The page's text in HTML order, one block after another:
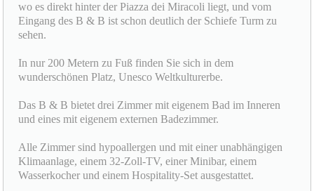
wo es direkt hinter der Piazza dei Miracoli liegt, und vom
Eingang des B & B ist schon deutlich der Schiefe Turm zu
sehen.
In nur 200 Metern zu Fuß finden Sie sich in dem
wunderschönen Platz, Unesco Weltkulturerbe.
Das B & B bietet drei Zimmer mit eigenem Bad im Inneren
und eines mit eigenem externen Badezimmer.
Alle Zimmer sind hypoallergen und mit einer unabhängigen
Klimaanlage, einem 32-Zoll-TV, einer Minibar, einem
Wasserkocher und einem Hospitality-Set ausgestattet.